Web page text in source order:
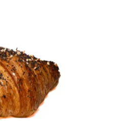
account